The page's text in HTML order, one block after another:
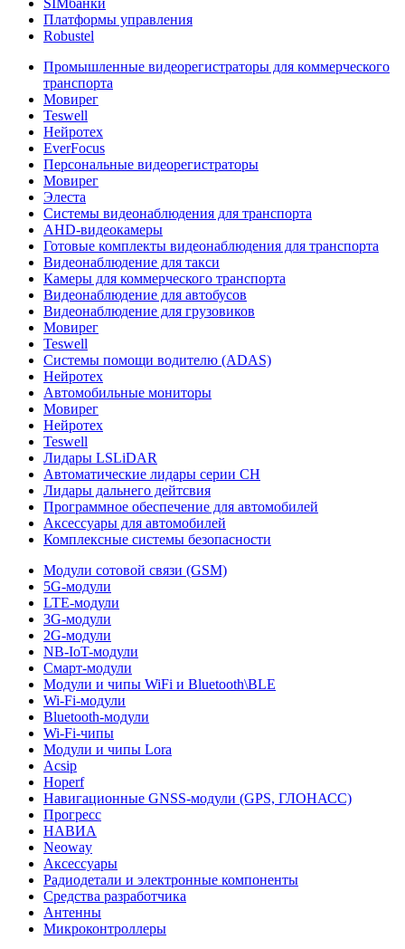
SIMбанки
Платформы управления
Robustel
Промышленные видеорегистраторы для коммерческого
транспорта
Мовирег
Teswell
Нейротех
EverFocus
Персональные видеорегистраторы
Мовирег
Элеста
Системы видеонаблюдения для транспорта
AHD-видеокамеры
Готовые комплекты видеонаблюдения для транспорта
Видеонаблюдение для такси
Камеры для коммерческого транспорта
Видеонаблюдение для автобусов
Видеонаблюдение для грузовиков
Мовирег
Teswell
Системы помощи водителю (ADAS)
Нейротех
Автомобильные мониторы
Мовирег
Нейротех
Teswell
Лидары LSLiDAR
Автоматические лидары серии CH
Лидары дальнего дейтсвия
Программное обеспечение для автомобилей
Аксессуары для автомобилей
Комплексные системы безопасности
Модули сотовой связи (GSM)
5G-модули
LTE-модули
3G-модули
2G-модули
NB-IoT-модули
Смарт-модули
Модули и чипы WiFi и Bluetooth\BLE
Wi-Fi-модули
Bluetooth-модули
Wi-Fi-чипы
Модули и чипы Lora
Acsip
Hoperf
Навигационные GNSS-модули (GPS, ГЛОНАСС)
Прогресс
НАВИА
Neoway
Аксессуары
Радиодетали и электронные компоненты
Средства разработчика
Антенны
Микроконтроллеры